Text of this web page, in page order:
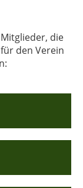
die
den Verein